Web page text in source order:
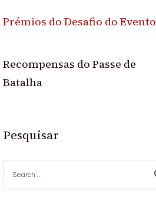
Prémios do Desafio do Evento
Recompensas do Passe de
Batalha
Pesquisar
for: